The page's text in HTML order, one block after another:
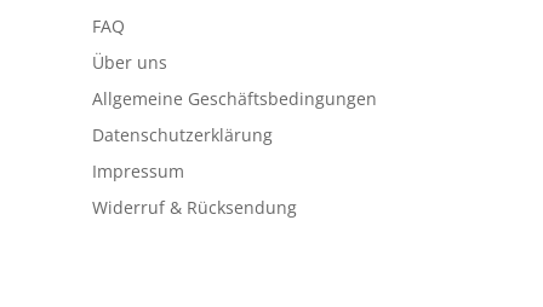
FAQ
Über uns
Allgemeine Geschäftsbedingungen
Datenschutzerklärung
Impressum
Widerruf & Rücksendung